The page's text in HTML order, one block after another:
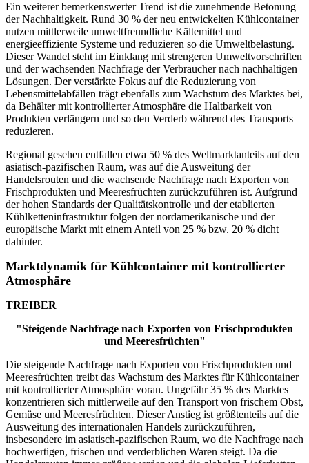
Ein weiterer bemerkenswerter Trend ist die zunehmende Betonung
der Nachhaltigkeit. Rund 30 % der neu entwickelten Kühlcontainer
nutzen mittlerweile umweltfreundliche Kältemittel und
energieeffiziente Systeme und reduzieren so die Umweltbelastung.
Dieser Wandel steht im Einklang mit strengeren Umweltvorschriften
und der wachsenden Nachfrage der Verbraucher nach nachhaltigen
Lösungen. Der verstärkte Fokus auf die Reduzierung von
Lebensmittelabfällen trägt ebenfalls zum Wachstum des Marktes bei,
da Behälter mit kontrollierter Atmosphäre die Haltbarkeit von
Produkten verlängern und so den Verderb während des Transports
reduzieren.
Regional gesehen entfallen etwa 50 % des Weltmarktanteils auf den
asiatisch-pazifischen Raum, was auf die Ausweitung der
Handelsrouten und die wachsende Nachfrage nach Exporten von
Frischprodukten und Meeresfrüchten zurückzuführen ist. Aufgrund
der hohen Standards der Qualitätskontrolle und der etablierten
Kühlketteninfrastruktur folgen der nordamerikanische und der
europäische Markt mit einem Anteil von 25 % bzw. 20 % dicht
dahinter.
Marktdynamik für Kühlcontainer mit kontrollierter
Atmosphäre
TREIBER
"Steigende Nachfrage nach Exporten von Frischprodukten
und Meeresfrüchten"
Die steigende Nachfrage nach Exporten von Frischprodukten und
Meeresfrüchten treibt das Wachstum des Marktes für Kühlcontainer
mit kontrollierter Atmosphäre voran. Ungefähr 35 % des Marktes
konzentrieren sich mittlerweile auf den Transport von frischem Obst,
Gemüse und Meeresfrüchten. Dieser Anstieg ist größtenteils auf die
Ausweitung des internationalen Handels zurückzuführen,
insbesondere im asiatisch-pazifischen Raum, wo die Nachfrage nach
hochwertigen, frischen und verderblichen Waren steigt. Da die